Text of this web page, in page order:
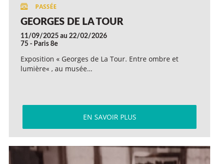
GEORGES DE LA TOUR
11/09/2025 au 22/02/2026
75 - Paris 8e
Exposition « Georges de La Tour. Entre ombre et
lumière« , au musée…
EN SAVOIR PLUS